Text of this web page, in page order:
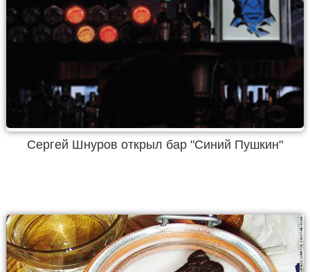
Сергей Шнуров открыл бар "Синий Пушкин"